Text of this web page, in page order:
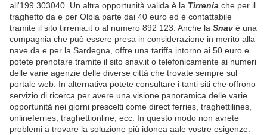
all'199 303040. Un altra opportunità valida è la Tirrenia che per il
traghetto da e per Olbia parte dai 40 euro ed è contattabile
tramite il sito tirrenia.it o al numero 892 123. Anche la Snavè una
compagnia che può essere presa in considerazione in merito alla
nave da e per la Sardegna, offre una tariffa intorno ai 50 euro e
potete prenotare tramite il sito snav.it o telefonicamente ai numeri
delle varie agenzie delle diverse città che trovate sempre sul
portale web. In alternativa potete consultare i tanti siti che offrono
servizio di ricerca per avere una visione panoramica delle varie
opportunità nei giorni prescelti come direct ferries, traghettilines,
onlineferries, traghettionline, ecc. In questo modo non avrete
problemi a trovare la soluzione più idonea aale vostre esigenze.